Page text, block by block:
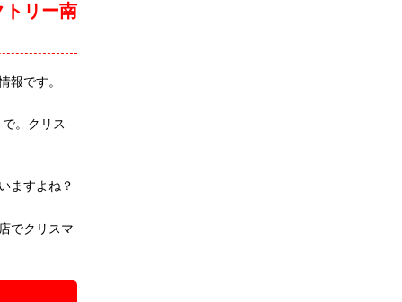
トリー南
報です。
。クリス
ますよね？
でクリスマ